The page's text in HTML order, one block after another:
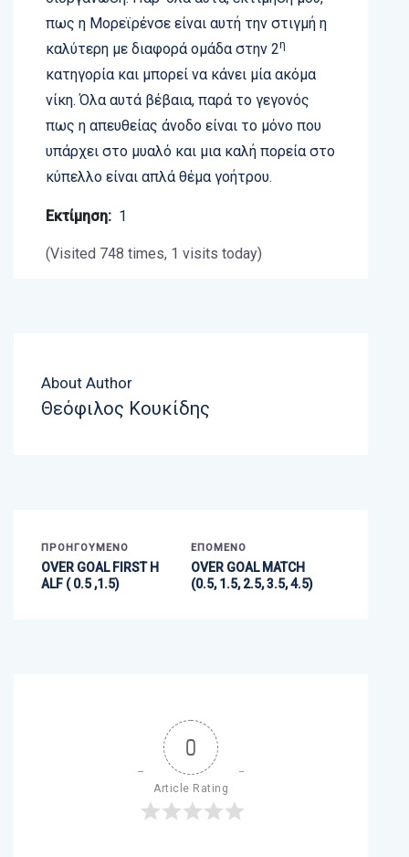
πως η Μορεϊρένσε είναι αυτή την στιγμή η
καλύτερη με διαφορά ομάδα στην 2η
κατηγορία και μπορεί να κάνει μία ακόμα
νίκη. Όλα αυτά βέβαια, παρά το γεγονός
πως η απευθείας άνοδο είναι το μόνο που
υπάρχει στο μυαλό και μια καλή πορεία στο
κύπελλο είναι απλά θέμα γοήτρου.
Εκτίμηση: 1
(Visited 748 times, 1 visits today)
About Author
Θεόφιλος Κουκίδης
ΠΡΟΗΓΟΎΜΕΝΟ
OVER GOAL FIRST H
ALF ( 0.5 ,1.5)
ΕΠΌΜΕΝΟ
OVER GOAL MATCH
(0.5, 1.5, 2.5, 3.5, 4.5)
0
Article Rating